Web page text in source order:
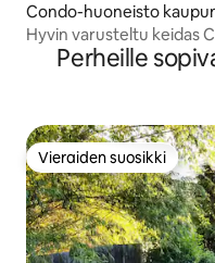
Condo-huoneisto
Hyvin varusteltu keidas
Perheille
Vieraiden suosikki
Vieraiden suosikki